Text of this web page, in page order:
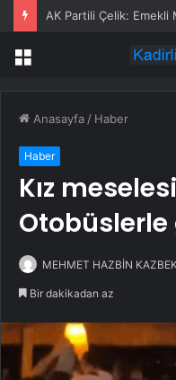
Menü
Anasayfa / Haber
Haber
Kız
Otobüslerle
MEHMET HAZBİN
Bir dakikadan az